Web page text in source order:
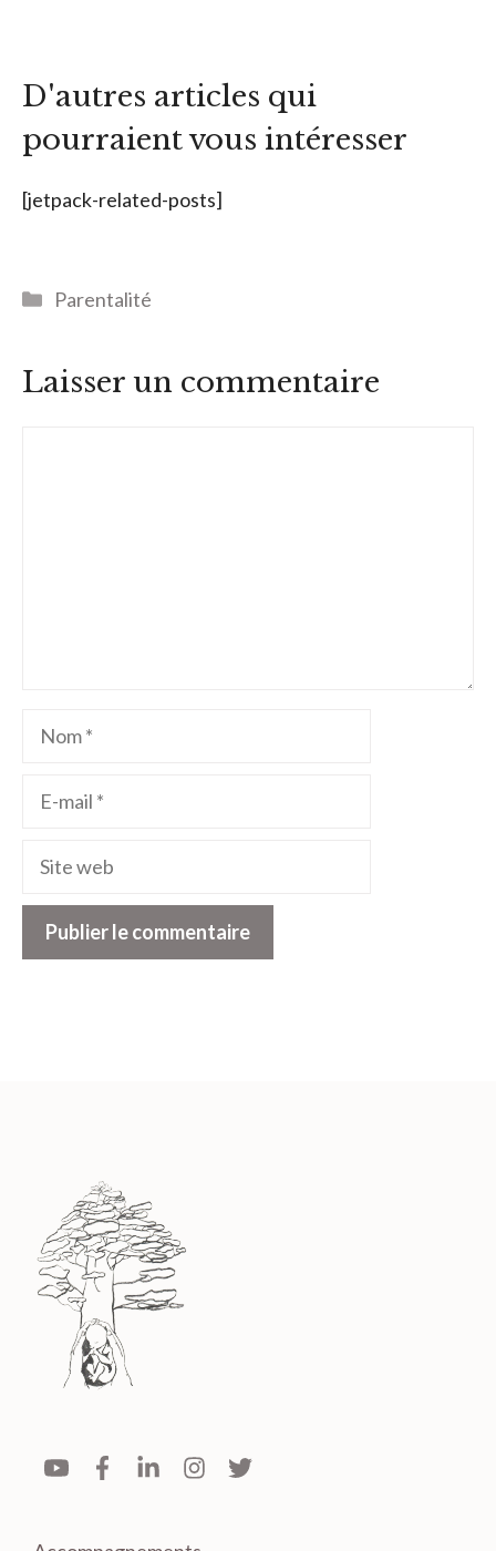
D'autres articles qui
pourraient vous intéresser
[jetpack-related-posts]
Catégories
Parentalité
Laisser un commentaire
Nom
Site